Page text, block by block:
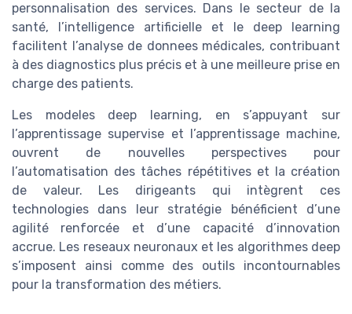
personnalisation des services. Dans le secteur de la
santé, l’intelligence artificielle et le deep learning
facilitent l’analyse de donnees médicales, contribuant
à des diagnostics plus précis et à une meilleure prise en
charge des patients.
Les modeles deep learning, en s’appuyant sur
l’apprentissage supervise et l’apprentissage machine,
ouvrent de nouvelles perspectives pour
l’automatisation des tâches répétitives et la création
de valeur. Les dirigeants qui intègrent ces
technologies dans leur stratégie bénéficient d’une
agilité renforcée et d’une capacité d’innovation
accrue. Les reseaux neuronaux et les algorithmes deep
s’imposent ainsi comme des outils incontournables
pour la transformation des métiers.